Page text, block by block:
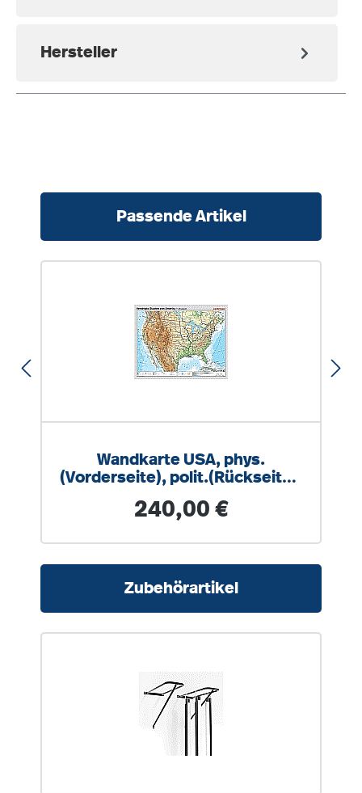
Hersteller
Passende Artikel
Wandkarte USA, phys.
(Vorderseite), polit.(Rückseite),
Regulärer Preis:
240,00 €
Zubehörartikel